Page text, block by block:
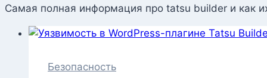
Самая полная информация про tatsu builder и как
Безопасность